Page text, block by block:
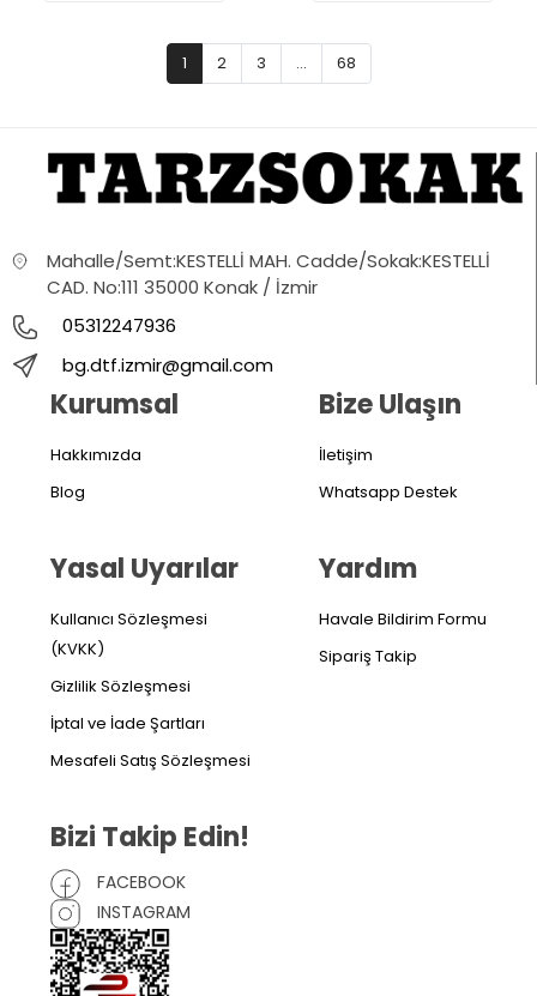
1 2 3 ... 68
Mahalle/Semt:KESTELLİ MAH. Cadde/Sokak:KESTELLİ
CAD. No:111 35000 Konak / İzmir
05312247936
bg.dtf.izmir@gmail.com
Kurumsal
Hakkımızda
Blog
Yasal Uyarılar
Kullanıcı Sözleşmesi
(KVKK)
Gizlilik Sözleşmesi
İptal ve İade Şartları
Mesafeli Satış Sözleşmesi
Bize Ulaşın
İletişim
Whatsapp Destek
Yardım
Havale Bildirim Formu
Sipariş Takip
Bizi Takip Edin!
FACEBOOK
INSTAGRAM